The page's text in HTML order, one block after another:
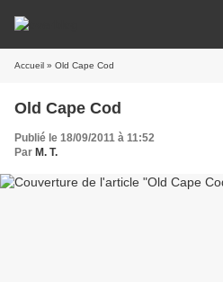
Accueil » Old Cape Cod
Old Cape Cod
Publié le 18/09/2011 à 11:52
Par M. T.